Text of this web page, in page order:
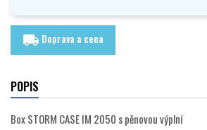
local_shipping Doprava a cena
POPIS
Box STORM CASE IM 2050 s pěnovou výplní